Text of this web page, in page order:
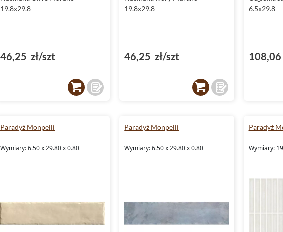
19.8x29.8
46,25 zł/szt
19.8x29.8
46,25 zł/szt
6.5x29.8
108,06
Paradyż Monpelli
Wymiary: 6.50 x 29.80 x 0.80
Paradyż Monpelli
Wymiary: 6.50 x 29.80 x 0.80
Paradyż
Wymiary: